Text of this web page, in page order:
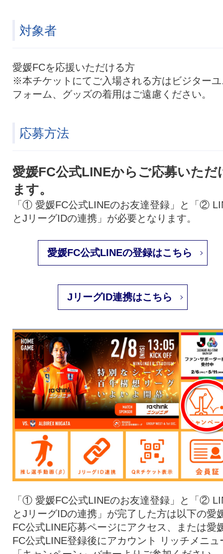
対象者
愛媛FCを応援いただける方
※本チケットにてご入場される方はビジター
フォーム、グッズの着用はご遠慮ください。
応募方法
愛媛FC公式LINEからご応募いただ
ます。
「① 愛媛FC公式LINEのお友達登録」と「②
とJリーグIDの連携」が必要となります。
愛媛FC公式LINEの登録はこちら
JリーグID連携はこちら
「① 愛媛FC公式LINEのお友達登録」と「②
とJリーグIDの連携」が完了した方は以下の愛
FC公式LINE応募ページにアクセス、または愛
FC公式LINE登録後にアカウント リッチメニュ